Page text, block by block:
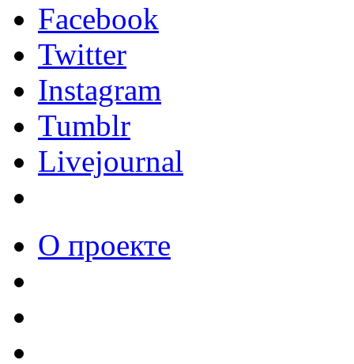
Facebook
Twitter
Instagram
Tumblr
Livejournal
О проекте